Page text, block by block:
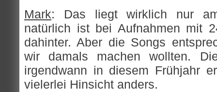
Mark: Das liegt wirklich nur am
natürlich ist bei Aufnahmen mit
dahinter. Aber die Songs
wir damals machen wollten.
irgendwann in diesem Frühjahr
vielerlei Hinsicht anders.